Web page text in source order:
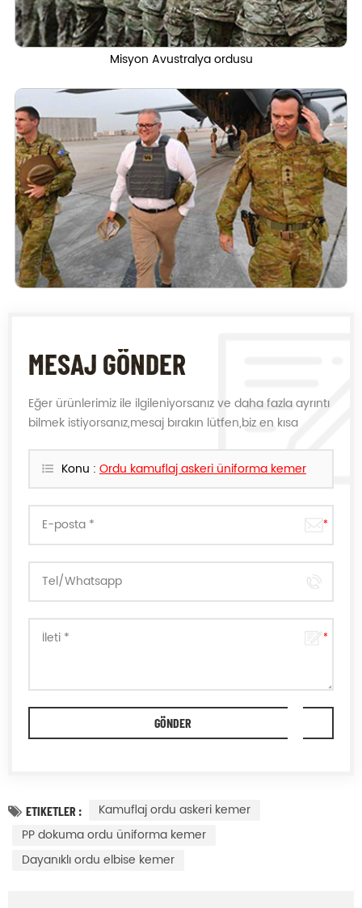
Misyon Avustralya ordusu
MESAJ GÖNDER
Eğer ürünlerimiz ile ilgileniyorsanız ve daha fazla ayrıntı
bilmek istiyorsanız,mesaj bırakın lütfen,biz en kısa
Konu : Ordu kamuflaj askeri üniforma kemer
ETIKETLER :
Kamuflaj ordu askeri kemer
PP dokuma ordu üniforma kemer
Dayanıklı ordu elbise kemer